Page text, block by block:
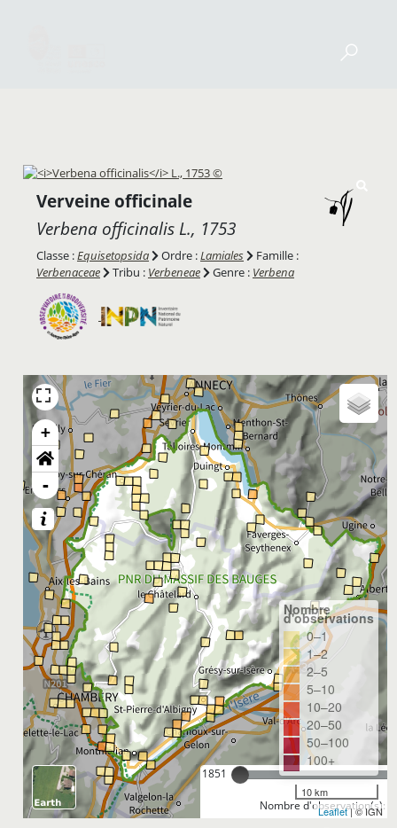
Verveine officinale
Verbena officinalis L., 1753
Classe :Equisetopsida Ordre :Lamiales
Famille :
Verbenaceae
Tribu : Verbeneae Genre : Verbena
+
-
1851
Nombre d'observation(s):
Nombre
d'observations
0–1
1–2
2–5
5–10
10–20
20–50
50–100
100+
10 km
Leaflet| © IGN